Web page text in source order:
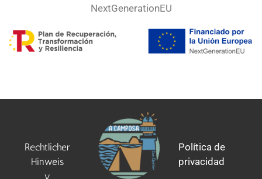
NextGenerationEU
Rechtlicher
Hinweis
y
Política de
privacidad